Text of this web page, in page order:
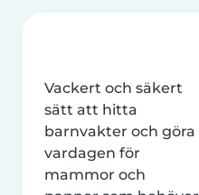
Vackert och säkert
sätt att hitta
barnvakter och göra
vardagen för
mammor och